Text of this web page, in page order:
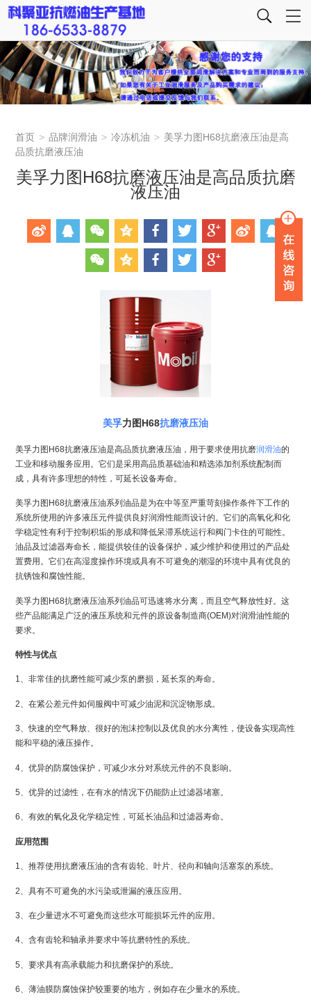
首页 > 品牌润滑油 > 冷冻机油 > 美孚力图H68抗磨液压油是高
品质抗磨液压油
美孚力图H68抗磨液压油是高品质抗磨
液压油
美孚力图H68抗磨液压油
美孚力图H68抗磨液压油是高品质抗磨液压油，用于要求使用抗磨润滑油的
工业和移动服务应用。它们是采用高品质基础油和精选添加剂系统配制而
成，具有许多理想的特性，可延长设备寿命。
美孚力图H68抗磨液压油系列油品是为在中等至严重苛刻操作条件下工作的
系统所使用的许多液压元件提供良好润滑性能而设计的。它们的高氧化和化
学稳定性有利于控制积垢的形成和降低呆滞系统运行和阀门卡住的可能性。
油品及过滤器寿命长，能提供较佳的设备保护，减少维护和使用过的产品处
置费用。它们在高湿度操作环境或具有不可避免的潮湿的环境中具有优良的
抗锈蚀和腐蚀性能。
美孚力图H68抗磨液压油系列油品可迅速将水分离，而且空气释放性好。这
些产品能满足广泛的液压系统和元件的原设备制造商(OEM)对润滑油性能的
要求。
特性与优点
1、非常佳的抗磨性能可减少泵的磨损，延长泵的寿命。
2、在紧公差元件如伺服阀中可减少油泥和沉淀物形成。
3、快速的空气释放、很好的泡沫控制以及优良的水分离性，使设备实现高性
能和平稳的液压操作。
4、优异的防腐蚀保护，可减少水分对系统元件的不良影响。
5、优异的过滤性，在有水的情况下仍能防止过滤器堵塞。
6、有效的氧化及化学稳定性，可延长油品和过滤器寿命。
应用范围
1、推荐使用抗磨液压油的含有齿轮、叶片、径向和轴向活塞泵的系统。
2、具有不可避免的水污染或泄漏的液压应用。
3、在少量进水不可避免而这些水可能损坏元件的应用。
4、含有齿轮和轴承并要求中等抗磨特性的系统。
5、要求具有高承载能力和抗磨保护的系统。
6、薄油膜防腐蚀保护较重要的地方，例如存在少量水的系统。